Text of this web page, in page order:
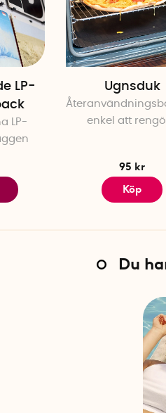
LP-
LP-
Ugnsduk
enkel att
95 kr
Köp
Du